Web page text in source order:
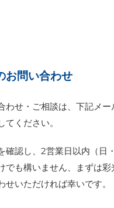
お問い合わせ
わせ・ご相談は、下記メ
ください。
確認し、2営業日以内（日
でも構いません、まずは
せいただければ幸いです。